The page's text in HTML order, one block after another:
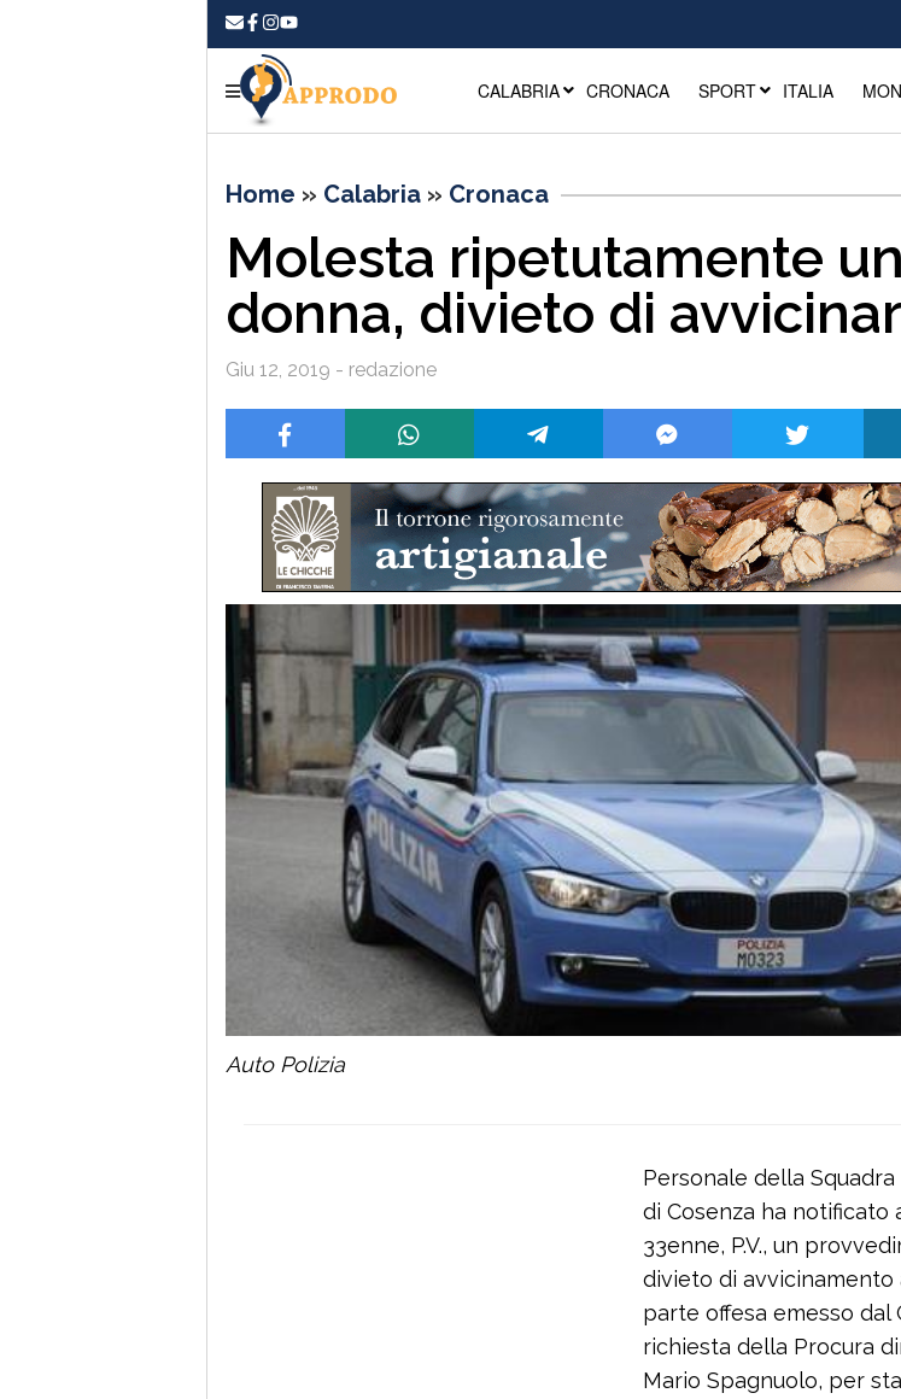
CALABRIA CRONACA SPORT ITALIA
Home » Calabria » Cronaca
Molesta ripetutamente
donna, divieto di
Giu 12, 2019 - redazione
Auto Polizia
Personale della
di Cosenza ha notificato
33enne, P.V., un
divieto di avvicinamento
parte offesa emesso dal
richiesta della Procura
Mario Spagnuolo, per